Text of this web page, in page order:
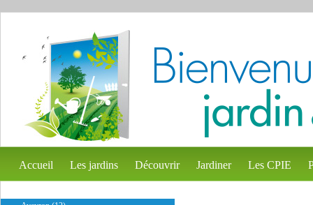
Accueil Les jardins Découvrir Jardiner Les CPIE